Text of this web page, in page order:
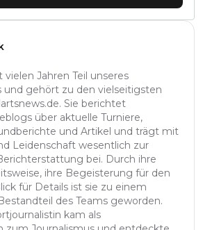
vielen Jahren Teil unseres
und gehört zu den vielseitigsten
Sie berichtet
über aktuelle Turniere,
und Artikel und trägt mit
Leidenschaft wesentlich zur
bei. Durch ihre
ihre Begeisterung für den
für Details ist sie zu einem
des Teams geworden.
kam als